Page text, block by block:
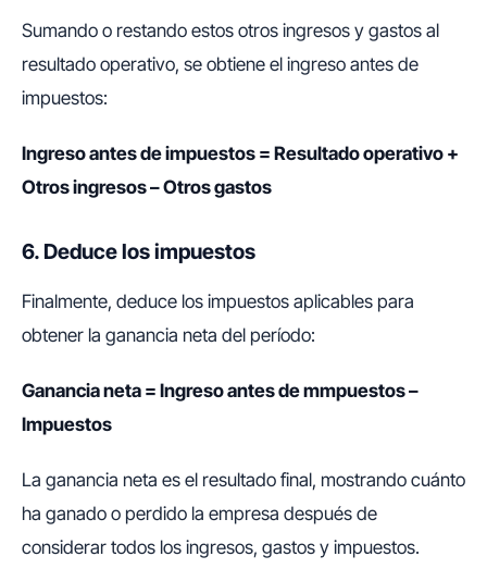
Sumando o restando estos otros ingresos y gastos al
resultado operativo, se obtiene el ingreso antes de
impuestos:
Ingreso antes de impuestos = Resultado operativo +
Otros ingresos – Otros gastos
6. Deduce los impuestos
Finalmente, deduce los impuestos aplicables para
obtener la ganancia neta del período:
Ganancia neta = Ingreso antes de mmpuestos –
Impuestos
La ganancia neta es el resultado final, mostrando cuánto
ha ganado o perdido la empresa después de
considerar todos los ingresos, gastos y impuestos.